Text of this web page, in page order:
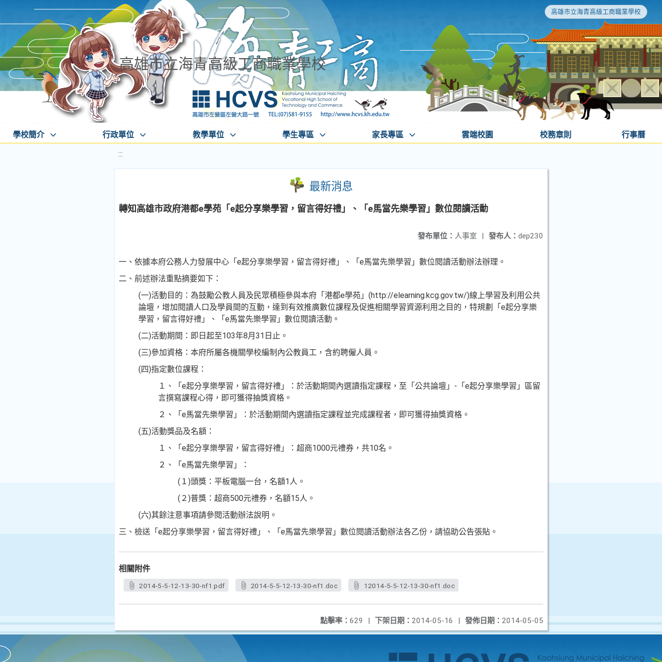
高雄市立海青高級工商職業學校
高雄市立海青高級工商職業學校
學校簡介 行政單位 教學單位 學生專區 家長專區 雲端校園 校務章則 行事曆
:::
最新消息
轉知高雄市政府港都e學苑「e起分享樂學習，留言得好禮」、「e馬當先樂學習」數位閱讀活動
發布人： dep230
發布單位： 人事室 |
一、依據本府公務人力發展中心「e起分享樂學習，留言得好禮」、「e馬當先樂學習」數位閱讀活動辦法辦理。
二、前述辦法重點摘要如下：
(一)活動目的：為鼓勵公教人員及民眾積極參與本府「港都e學苑」(http://elearning.kcg.gov.tw/)線上學習及利用公共
論壇，增加閱讀人口及學員間的互動，達到有效推廣數位課程及促進相關學習資源利用之目的，特規劃「e起分享樂
學習，留言得好禮」、「e馬當先樂學習」數位閱讀活動。
(二)活動期間：即日起至103年8月31日止。
(三)參加資格：本府所屬各機關學校編制內公教員工，含約聘僱人員。
(四)指定數位課程：
１、「e起分享樂學習，留言得好禮」：於活動期間內選讀指定課程，至「公共論壇」-「e起分享樂學習」區留
言撰寫課程心得，即可獲得抽獎資格。
２、「e馬當先樂學習」：於活動期間內選讀指定課程並完成課程者，即可獲得抽獎資格。
(五)活動獎品及名額：
１、「e起分享樂學習，留言得好禮」：超商1000元禮券，共10名。
２、「e馬當先樂學習」：
(１)頭獎：平板電腦一台，名額1人。
(２)普獎：超商500元禮券，名額15人。
(六)其餘注意事項請參閱活動辦法說明。
三、檢送「e起分享樂學習，留言得好禮」、「e馬當先樂學習」數位閱讀活動辦法各乙份，請協助公告張貼。
相關附件
2014-5-5-12-13-30-nf1.pdf 2014-5-5-12-13-30-nf1.doc 12014-5-5-12-13-30-nf1.doc
發佈日期： 2014-05-05
下架日期： 2014-05-16 |
點擊率： 629 |